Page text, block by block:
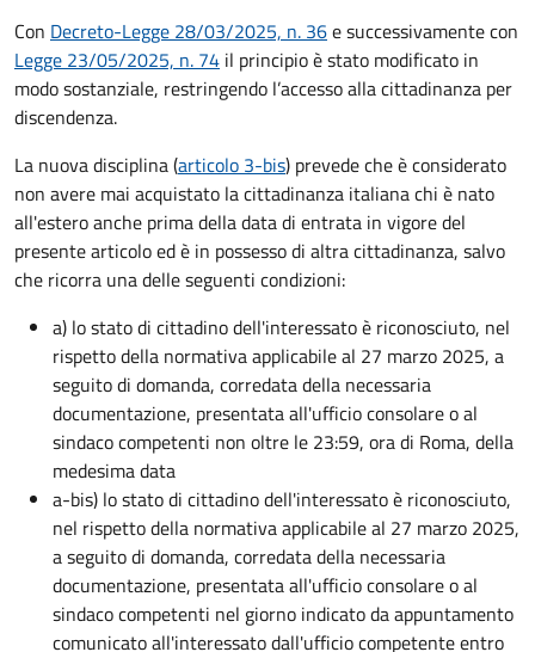
Con Decreto-Legge 28/03/2025, n. 36e successivamente con
Legge 23/05/2025, n. 74 il principio è stato modificato in
modo sostanziale, restringendo l’accesso alla cittadinanza per
discendenza.
La nuova disciplina (articolo 3-bis) prevede cheèconsiderato
non avere mai acquistato la cittadinanza italiana chi è nato
all'estero anche prima della data di entrata in vigore del
presente articolo ed è in possesso di altra cittadinanza, salvo
che ricorra una delle seguenti condizioni:
a) lo stato di cittadino dell'interessato è riconosciuto, nel
rispetto della normativa applicabile al 27 marzo 2025, a
seguito di domanda, corredata della necessaria
documentazione, presentata all'ufficio consolare o al
sindaco competenti non oltre le 23:59, ora di Roma, della
medesima data
a-bis) lo stato di cittadino dell'interessato è riconosciuto,
nel rispetto della normativa applicabile al 27 marzo 2025,
a seguito di domanda, corredata della necessaria
documentazione, presentata all'ufficio consolare o al
sindaco competenti nel giorno indicato da appuntamento
comunicato all'interessato dall'ufficio competente entro